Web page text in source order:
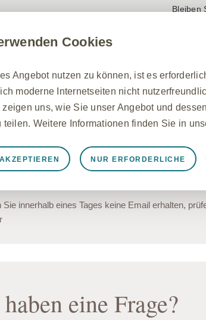
Bleiben
Fachkreise in Deutschland
Validierung
wir haben Ihnen eine Email zur Validierung
zu erstellen, klicken Sie bitte auf den darin
Sie innerhalb eines Tages keine Email erhalten,
eine Frage?
Cookies
Angebot nutzen zu können, ist es
moderne Internetseiten nicht
uns, wie Sie unser Angebot und
teilen. Weitere Informationen finden Sie in
aktiv Nur unbedingt erforderliche
damit die Website ordnungsgemäß
Cookie- und Tag-Einstellungen zu
einige Cookies als Reaktion auf von Ihnen
Cookies
NUR ERFORDERLICHE